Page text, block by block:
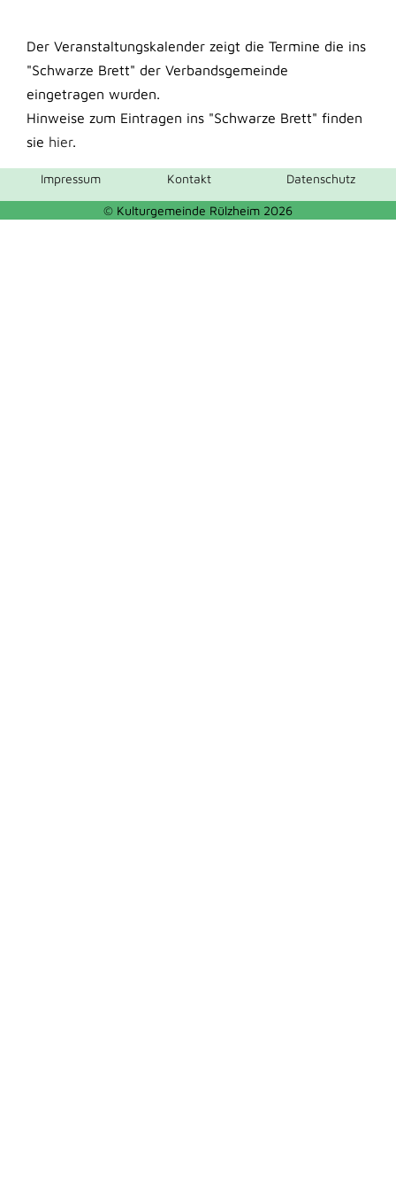
Der Veranstaltungskalender zeigt die Termine die ins
"Schwarze Brett" der Verbandsgemeinde
eingetragen wurden.
Hinweise zum Eintragen ins "Schwarze Brett" finden
sie hier.
Impressum Kontakt Datenschutz
© Kulturgemeinde Rülzheim 2026